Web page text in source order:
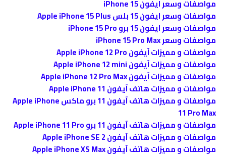
مواصفات وسعر ايفون iPhone 15
مواصفات وسعر ايفون 15 بلس Apple iPhone 15 Plus
مواصفات وسعر ايفون 15 برو iPhone 15 Pro
مواصفات وسعر iPhone 15 Pro Max
مواصفات و مميزات آيفون Apple iPhone 12 Pro
مواصفات و مميزات آيفون Apple iPhone 12 mini
مواصفات و مميزات آيفون Apple iPhone 12 Pro Max
مواصفات و مميزات هاتف آيفون Apple iPhone 11
مواصفات و مميزات هاتف آيفون 11 برو ماكس Apple iPhone
11 Pro Max
مواصفات و مميزات هاتف آيفون 11 برو Apple iPhone 11 Pro
مواصفات و مميزات هاتف آيفون Apple iPhone SE 2
مواصفات و مميزات هاتف آيفون Apple iPhone XS Max